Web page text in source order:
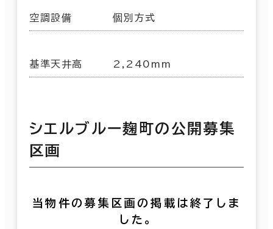
空調設備 個別方式
基準天井高 2,240mm
シエルブルー麹町の公開募集
区画
当物件の募集区画の掲載は終了しま
した。